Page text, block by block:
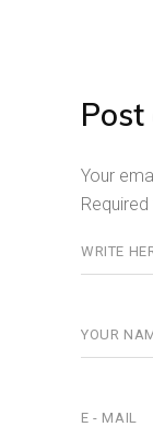
Your